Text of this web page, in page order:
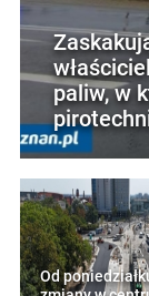
paliw, w
Od